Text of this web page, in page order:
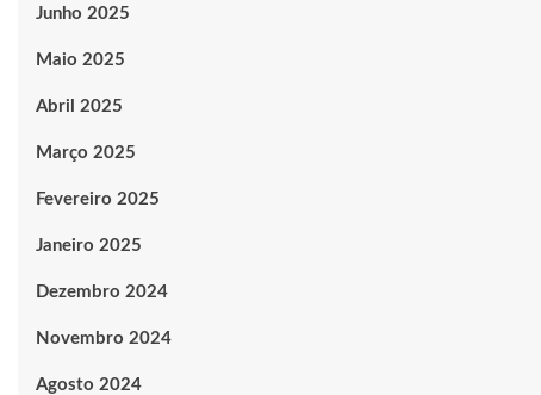
Junho 2025
Maio 2025
Abril 2025
Março 2025
Fevereiro 2025
Janeiro 2025
Dezembro 2024
Novembro 2024
Agosto 2024